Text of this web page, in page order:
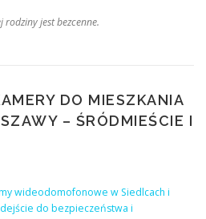
rodziny jest bezcenne.
DO MIESZKANIA
– ŚRÓDMIEŚCIE I
wideodomofonowe w Siedlcach i
do bezpieczeństwa i